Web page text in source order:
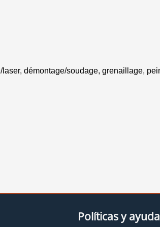
Políticas y ayuda